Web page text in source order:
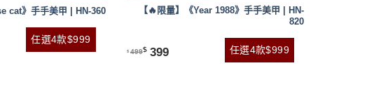
cat》手手美甲 | HN-360
任選4款$999
【🔥限量】《Year 1988》手手美甲 | HN-
820
$ 499$ 399 任選4款$999